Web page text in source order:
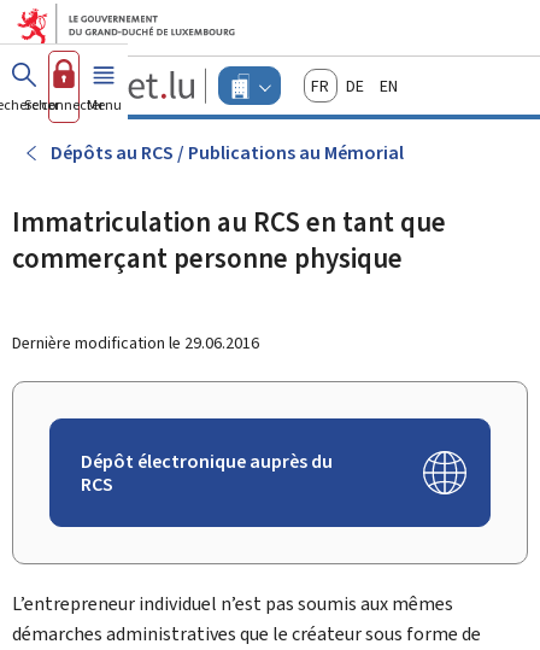
Aller au menu principal
Aller au contenu
Guichet.lu
Changer
d'espace
-
Menu
actif
FrançaisDeutschEnglish
Se connecterMenu principal
Dépôts au RCS / Publications au Mémorial
Immatriculation au RCS en tant que
commerçant personne physique
Dernière modification le 29.06.2016
Dépôt électronique auprès du
RCS
L’entrepreneur individuel n’est pas soumis aux mêmes
démarches administratives que le créateur sous forme de